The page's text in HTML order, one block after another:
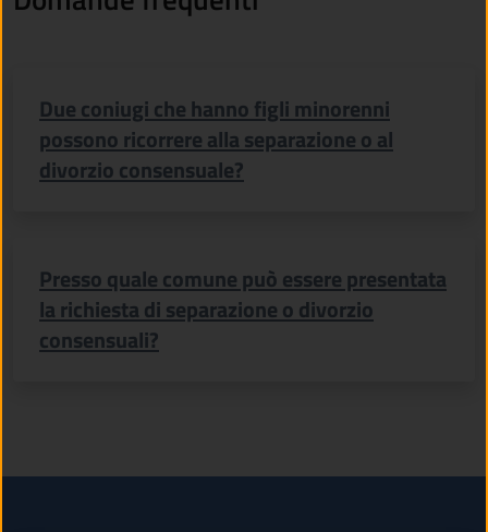
Due coniugi che hanno figli minorenni
possono ricorrere alla separazione o al
divorzio consensuale?
Presso quale comune può essere presentata
la richiesta di separazione o divorzio
consensuali?